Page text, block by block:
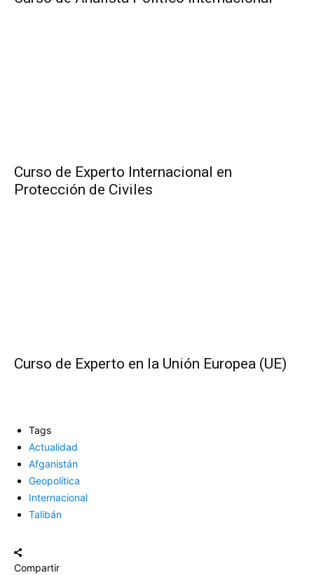
Curso de Experto Internacional en
Protección de Civiles
Curso de Experto en la Unión Europea (UE)
Tags
Actualidad
Afganistán
Geopolítica
Internacional
Talibán
Compartir